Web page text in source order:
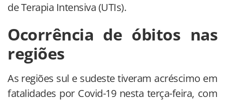
de Terapia Intensiva (UTIs).
Ocorrência de óbitos nas
regiões
As regiões sul e sudeste tiveram acréscimo em
fatalidades por Covid-19 nesta terça-feira, com